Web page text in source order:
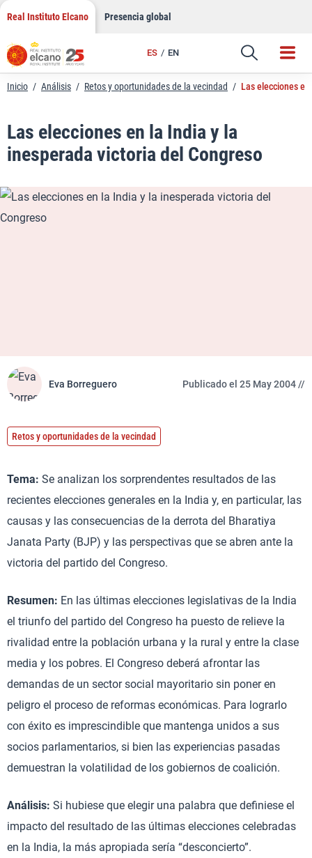
Saltar
contenido
Real Instituto Elcano Presencia global
ES EN
Enlace
Inicio / Análisis / Retos y oportunidades de la vecindad / Las elecciones
Las elecciones en la India y la
inesperada victoria del Congreso
Eva Borreguero Publicado el 25 May 2004 //
Retos y oportunidades de la vecindad
Tema: Se analizan los sorprendentes resultados de las
recientes elecciones generales en la India y, en particular, las
causas y las consecuencias de la derrota del Bharatiya
Janata Party (BJP) y las perspectivas que se abren ante la
victoria del partido del Congreso.
Resumen: En las últimas elecciones legislativas de la India
el triunfo del partido del Congreso ha puesto de relieve la
rivalidad entre la población urbana y la rural y entre la clase
media y los pobres. El Congreso deberá afrontar las
demandas de un sector social mayoritario sin poner en
peligro el proceso de reformas económicas. Para lograrlo
con éxito es imprescindible que mantenga unidos a sus
socios parlamentarios, si bien las experiencias pasadas
demuestran la volatilidad de los gobiernos de coalición.
Análisis: Si hubiese que elegir una palabra que definiese el
impacto del resultado de las últimas elecciones celebradas
en la India, la más apropiada sería “desconcierto”.